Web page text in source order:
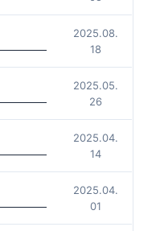
2025.08.
18
2025.05.
26
2025.04.
14
2025.04.
01